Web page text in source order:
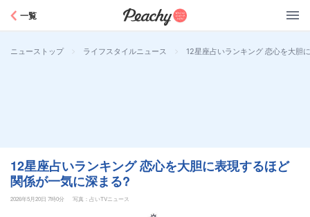
一覧
ニューストップ > ライフスタイルニュース > 12星座占いランキング 恋心を大胆
12星座占いランキング 恋心を大胆に表現するほど
関係が一気に深まる?
2026年5月20日 7時0分 写真：占いTVニュース